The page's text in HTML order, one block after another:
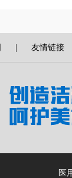
友情链接
医